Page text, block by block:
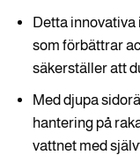
Detta innovativa
som förbättrar
säkerställer att
Med djupa
hantering på
vattnet med